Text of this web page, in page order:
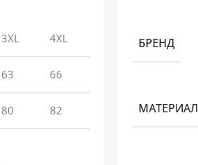
3XL 4XL
63 66
80 82
БРЕНД
МАТЕРИАЛ